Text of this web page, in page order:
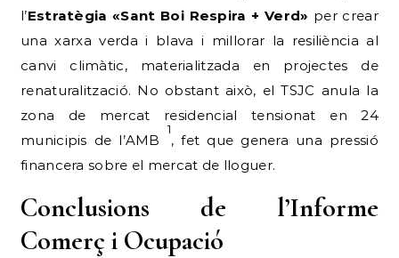
l’Estratègia «Sant Boi Respira + Verd» per crear
una xarxa verda i blava i millorar la resiliència al
canvi climàtic, materialitzada en projectes de
renaturalització. No obstant això, el TSJC anula la
zona de mercat residencial tensionat en 24
municipis de l’AMB
1
, fet que genera una pressió
financera sobre el mercat de lloguer.
Conclusions de l’Informe
Comerç i Ocupació